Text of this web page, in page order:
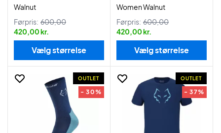
Walnut
Førpris: 600,00
420,00 kr.
Vælg størrelse
Women Walnut
Førpris: 600,00
420,00 kr.
Vælg størrelse
OUTLET
- 30%
OUTLET
- 37%